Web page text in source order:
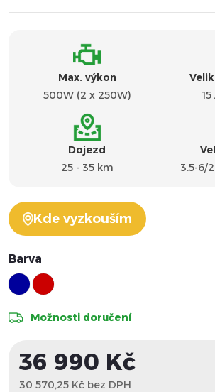
Max. výkon
500W (2 x 250W)
Dojezd
25 - 35 km
3.5-6/
Kde vyzkouším
Barva
Možnosti doručení
36 990 Kč
30 570,25 Kč bez DPH